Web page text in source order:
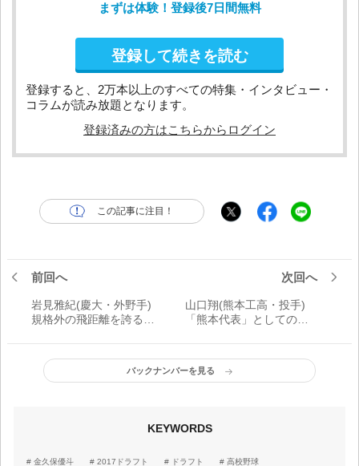
まずは体験！登録後7日間無料
登録して続きを読む
登録すると、2万本以上のすべての特集・インタビュー・
コラムが読み放題となります。
登録済みの方はこちらからログイン
この記事に注目！
前回へ
岩見雅紀(慶大・外野手)
規格外の飛距離を誇る巨
次回へ
山口翔(熊本工高・投手)
「熊本代表」としての責
バックナンバーを見る
KEYWORDS
金久保優斗 2017ドラフト ドラフト 高校野球